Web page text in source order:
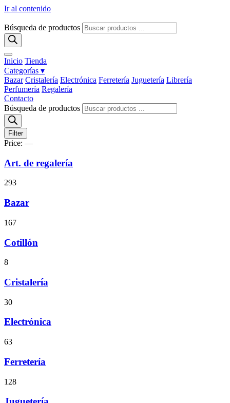
Ir al contenido
Búsqueda de productos
Inicio Tienda
Categorías ▾
Bazar Cristalería Electrónica Ferretería Juguetería Librería
Perfumería Regalería
Contacto
Búsqueda de productos
Filter
Price: —
Art. de regalería
293
Bazar
167
Cotillón
8
Cristalería
30
Electrónica
63
Ferretería
128